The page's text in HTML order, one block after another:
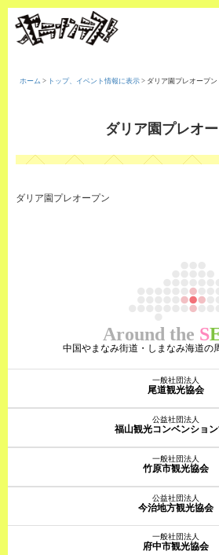
ホーム > トップ、イベント情報に表示 > ダリア園プレオープン
ダリア園プレオ
ダリア園プレオープン
Around the S
中国やまなみ街道・しまなみ海道の
一般社団法人
尾道観光協会
公益社団法人
福山観光コンベンショ
一般社団法人
竹原市観光協会
公益社団法人
今治地方観光協会
一般社団法人
府中市観光協会